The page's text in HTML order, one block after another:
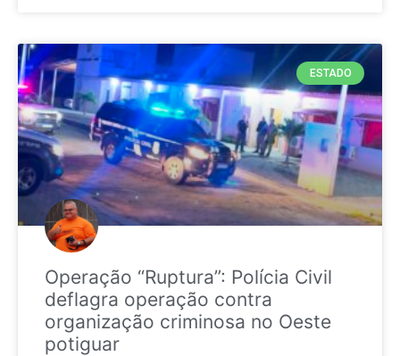
ESTADO
Operação “Ruptura”: Polícia Civil
deflagra operação contra
organização criminosa no Oeste
potiguar